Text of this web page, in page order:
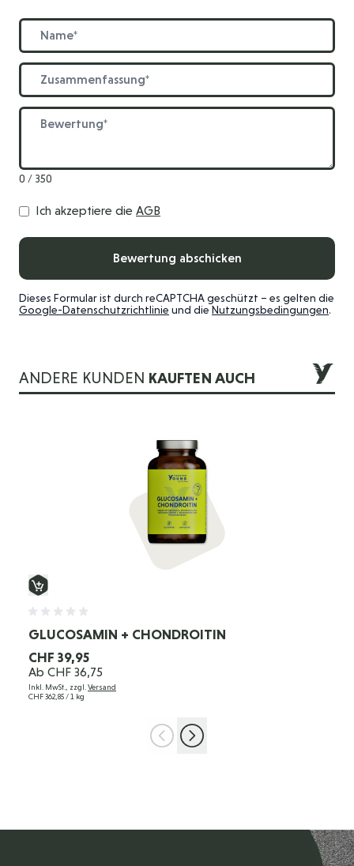
Name
Zusammenfassung
Bewertung
0 / 350
Ich akzeptiere die AGB
Bewertung abschicken
Dieses Formular ist durch reCAPTCHA geschützt – es gelten die
Google-Datenschutzrichtlinie und die Nutzungsbedingungen.
ANDERE KUNDEN KAUFTEN AUCH
GLUCOSAMIN + CHONDROITIN
CHF 39,95
Ab CHF 36,75
Inkl. MwSt., zzgl.Versand
CHF 362,85/ 1 kg